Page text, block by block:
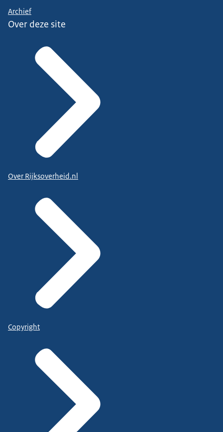
Archief
Over deze site
Over Rijksoverheid.nl
Copyright